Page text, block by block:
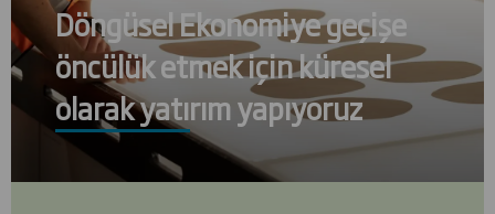
Döngüsel Ekonomiye geçişe
öncülük etmek için küresel
olarak yatırım yapıyoruz